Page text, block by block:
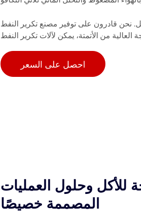
نحن قادرون على توفير مصنع تكرير النفط
من الأتمتة، يمكن لآلات تكرير النفط
احصل على السعر
للأكل وحلول العمليات
المصممة خصيصًا